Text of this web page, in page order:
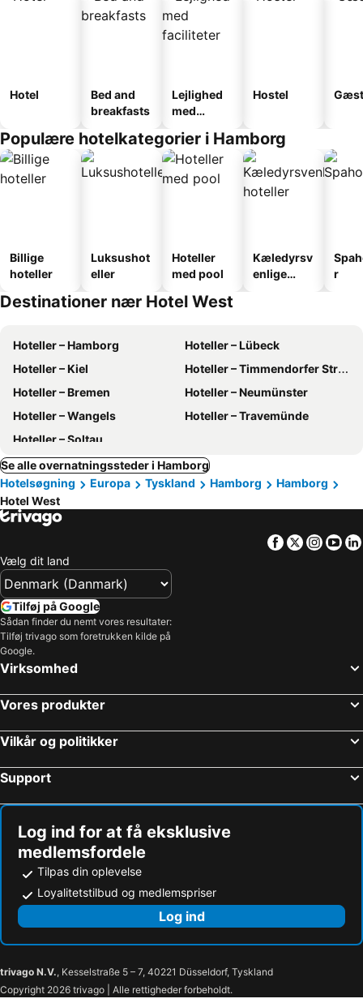
Hotel
Bed and
breakfasts
Lejlighed
med
Hostel
Populære hotelkategorier i Hamborg
Billige
hoteller
Luksushot
eller
Hoteller
med pool
Kæledyrsv
enlige
r
Destinationer nær Hotel West
Hoteller – Hamborg
Hoteller – Lübeck
Hoteller – Kiel
Hoteller – Timmendorfer Strand
Hoteller – Bremen
Hoteller – Neumünster
Hoteller – Wangels
Hoteller – Travemünde
Hoteller – Soltau
Se alle overnatningssteder i Hamborg
Hotelsøgning
Europa Tyskland Hamborg
Hamborg
Hotel West
Facebook
Twitter
Vælg dit land
Tilføj på Google
Sådan finder du nemt vores resultater:
Tilføj trivago som foretrukken kilde på
Google.
Virksomhed
Vores produkter
Vilkår og politikker
Support
Log ind for at få eksklusive
medlemsfordele
Tilpas din oplevelse
Loyalitetstilbud og medlemspriser
Log ind
trivago N.V., Kesselstraße 5 – 7, 40221 Düsseldorf, Tyskland
Copyright 2026 trivago | Alle rettigheder forbeholdt.